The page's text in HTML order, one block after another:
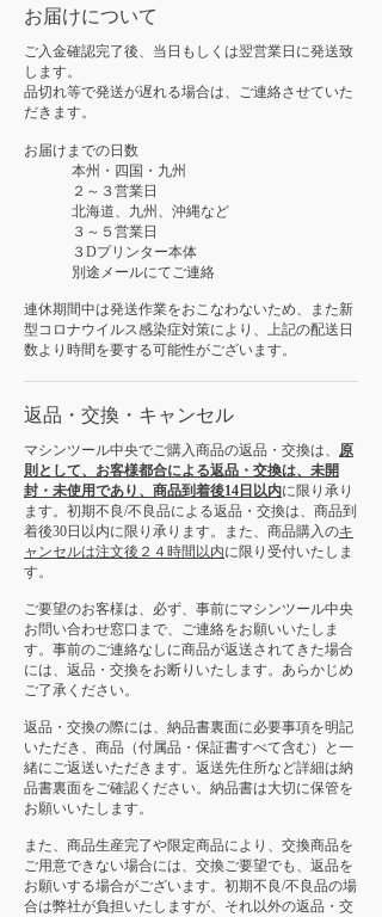
お届けについて
ご入金確認完了後、当日もしくは翌営業日に発送致
します。
品切れ等で発送が遅れる場合は、ご連絡させていた
だきます。
お届けまでの日数
本州・四国・九州
２～３営業日
北海道、九州、沖縄など
３～５営業日
３Dプリンター本体
別途メールにてご連絡
連休期間中は発送作業をおこなわないため、また新
型コロナウイルス感染症対策により、上記の配送日
数より時間を要する可能性がございます。
返品・交換・キャンセル
マシンツール中央でご購入商品の返品・交換は、 原
則として、お客様都合による返品・交換は、未開
封・未使用であり、商品到着後14日以内に限り承り
ます。初期不良/不良品による返品・交換は、商品到
着後30日以内に限り承ります。また、商品購入のキ
ャンセルは注文後２４時間以内に限り受付いたしま
す。
ご要望のお客様は、必ず、事前にマシンツール中央
お問い合わせ窓口まで、ご連絡をお願いいたしま
す。事前のご連絡なしに商品が返送されてきた場合
には、返品・交換をお断りいたします。あらかじめ
ご了承ください。
返品・交換の際には、納品書裏面に必要事項を明記
いただき、商品（付属品・保証書すべて含む）と一
緒にご返送いただきます。返送先住所など詳細は納
品書裏面をご確認ください。納品書は大切に保管を
お願いいたします。
また、商品生産完了や限定商品により、交換商品を
ご用意できない場合には、交換ご要望でも、返品を
お願いする場合がございます。初期不良/不良品の場
合は弊社が負担いたしますが、それ以外の返品・交